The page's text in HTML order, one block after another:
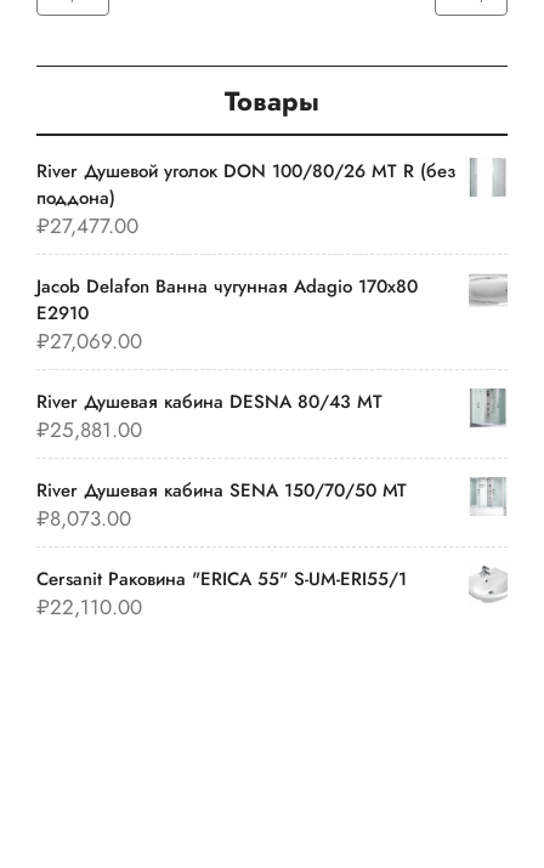
Товары
River Душевой уголок DON 100/80/26 MT R (без
поддона)
₽27,477.00
Jacob Delafon Ванна чугунная Adagio 170х80
E2910
₽27,069.00
River Душевая кабина DESNA 80/43 MT
₽25,881.00
River Душевая кабина SENA 150/70/50 МТ
₽8,073.00
Cersanit Раковина "ERICA 55" S-UM-ERI55/1
₽22,110.00